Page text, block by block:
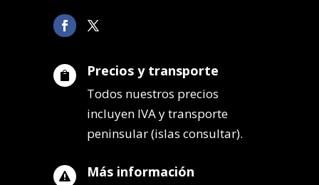
 Precios y transporte
Todos nuestros precios
incluyen IVA y transporte
peninsular (islas consultar).
 Más información